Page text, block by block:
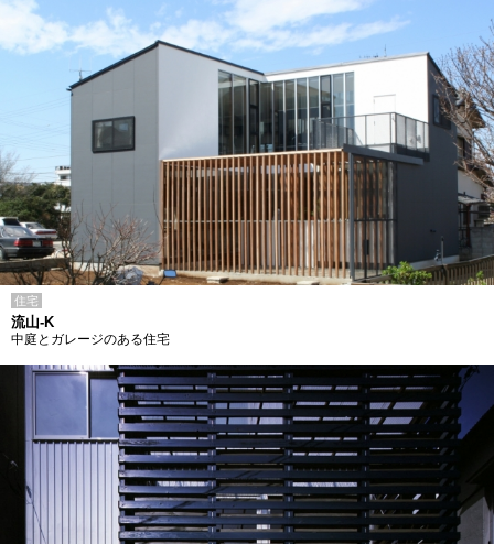
住宅
流山-K
中庭とガレージのある住宅